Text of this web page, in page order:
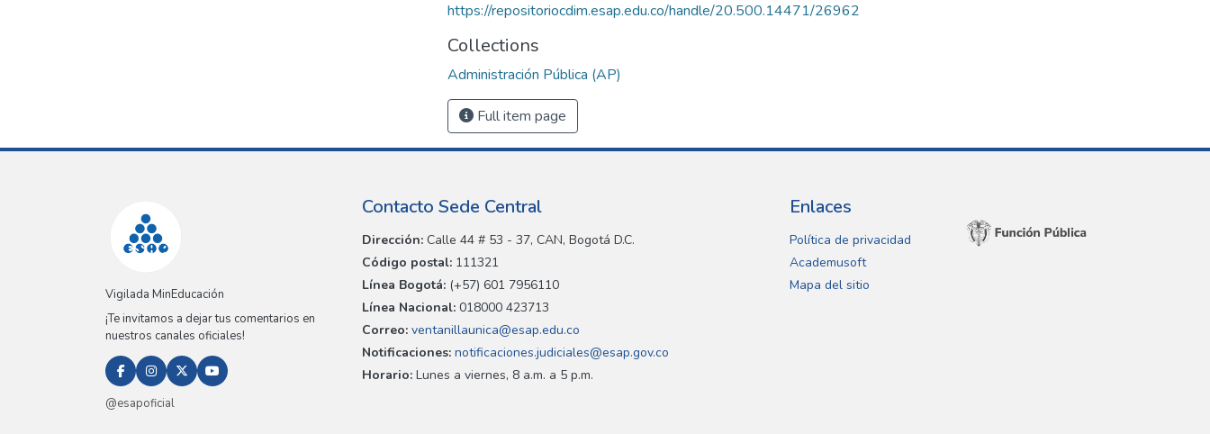
https://repositoriocdim.esap.edu.co/handle/20.500.14471/26962
Collections
Administración Pública (AP)
Full item page
Vigilada MinEducación
¡Te invitamos a dejar tus comentarios en
nuestros canales oficiales!
@esapoficial
Contacto Sede Central
Dirección: Calle 44 # 53 - 37, CAN, Bogotá D.C.
Código postal: 111321
Línea Bogotá: (+57) 601 7956110
Línea Nacional: 018000 423713
Correo: ventanillaunica@esap.edu.co
Notificaciones: notificaciones.judiciales@esap.gov.co
Horario: Lunes a viernes, 8 a.m. a 5 p.m.
Enlaces
Política de privacidad
Academusoft
Mapa del sitio